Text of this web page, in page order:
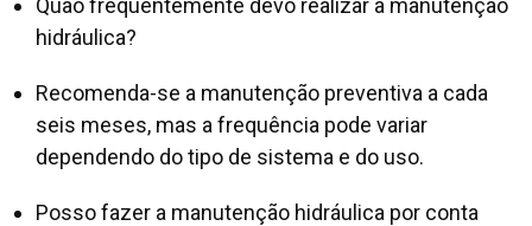
Quão frequentemente devo realizar a manutenção
hidráulica?
Recomenda-se a manutenção preventiva a cada
seis meses, mas a frequência pode variar
dependendo do tipo de sistema e do uso.
Posso fazer a manutenção hidráulica por conta